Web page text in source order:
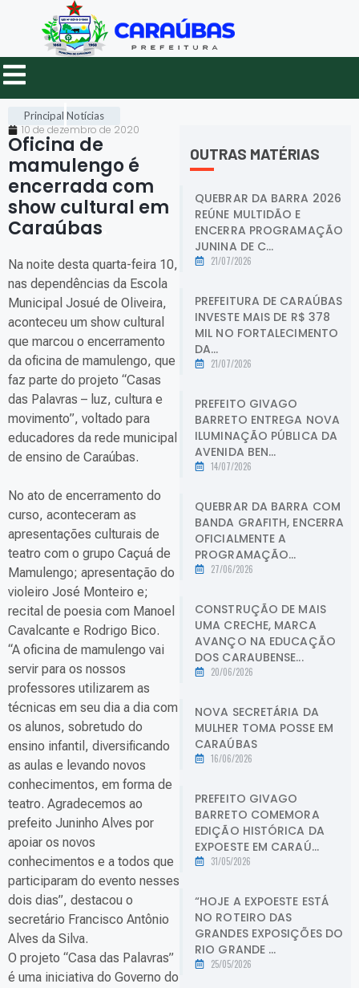
Principal Notícias
10 de dezembro de 2020
Oficina de
mamulengo é
encerrada com
show cultural em
Caraúbas
Na noite desta quarta-feira 10,
nas dependências da Escola
Municipal Josué de Oliveira,
aconteceu um show cultural
que marcou o encerramento
da oficina de mamulengo, que
faz parte do projeto “Casas
das Palavras – luz, cultura e
movimento”, voltado para
educadores da rede municipal
de ensino de Caraúbas.
No ato de encerramento do
curso, aconteceram as
apresentações culturais de
teatro com o grupo Caçuá de
Mamulengo; apresentação do
violeiro José Monteiro e;
recital de poesia com Manoel
Cavalcante e Rodrigo Bico.
“A oficina de mamulengo vai
servir para os nossos
professores utilizarem as
técnicas em seu dia a dia com
os alunos, sobretudo do
ensino infantil, diversificando
as aulas e levando novos
conhecimentos, em forma de
teatro. Agradecemos ao
prefeito Juninho Alves por
apoiar os novos
conhecimentos e a todos que
participaram do evento nesses
dois dias”, destacou o
secretário Francisco Antônio
Alves da Silva.
O projeto “Casa das Palavras”
é uma iniciativa do Governo do
OUTRAS MATÉRIAS
QUEBRAR DA BARRA 2026
REÚNE MULTIDÃO E
ENCERRA PROGRAMAÇÃO
JUNINA DE C...
21/07/2026
PREFEITURA DE CARAÚBAS
INVESTE MAIS DE R$ 378
MIL NO FORTALECIMENTO
DA...
21/07/2026
PREFEITO GIVAGO
BARRETO ENTREGA NOVA
ILUMINAÇÃO PÚBLICA DA
AVENIDA BEN...
14/07/2026
QUEBRAR DA BARRA COM
BANDA GRAFITH, ENCERRA
OFICIALMENTE A
PROGRAMAÇÃO...
27/06/2026
CONSTRUÇÃO DE MAIS
UMA CRECHE, MARCA
AVANÇO NA EDUCAÇÃO
DOS CARAUBENSE...
20/06/2026
NOVA SECRETÁRIA DA
MULHER TOMA POSSE EM
CARAÚBAS
16/06/2026
PREFEITO GIVAGO
BARRETO COMEMORA
EDIÇÃO HISTÓRICA DA
EXPOESTE EM CARAÚ...
31/05/2026
“HOJE A EXPOESTE ESTÁ
NO ROTEIRO DAS
GRANDES EXPOSIÇÕES DO
RIO GRANDE ...
25/05/2026